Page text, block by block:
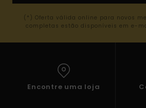
(*) Oferta válida online para novos
completas estão disponíveis em e-
Encontre uma loja